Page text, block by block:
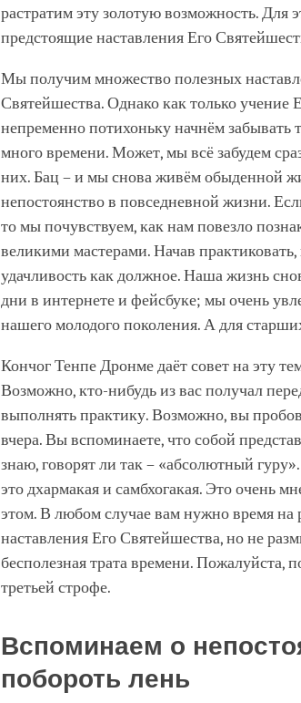
растратим эту золотую возможность. Для
предстоящие наставления Его
Мы получим множество полезных
Святейшества. Однако как только учение
непременно потихоньку начнём
много времени. Может, мы всё забудем
них. Бац – и мы снова живём обыденной
непостоянство в повседневной жизни.
то мы почувствуем, как нам повезло
великими мастерами. Начав
удачливость как должное. Наша жизнь
дни в интернете и фейсбуке; мы очень
нашего молодого поколения. А для
Кончог Тенпе Дронме даёт совет на эту
Возможно, кто-нибудь из вас получал
выполнять практику. Возможно, вы
вчера. Вы вспоминаете, что собой
знаю, говорят ли так – «абсолютный
это дхармакая и самбхогакая. Это очень
этом. В любом случае вам нужно время
наставления Его Святейшества, но не
бесполезная трата времени. Пожалуйста,
третьей строфе.
Вспоминаем о
побороть лень